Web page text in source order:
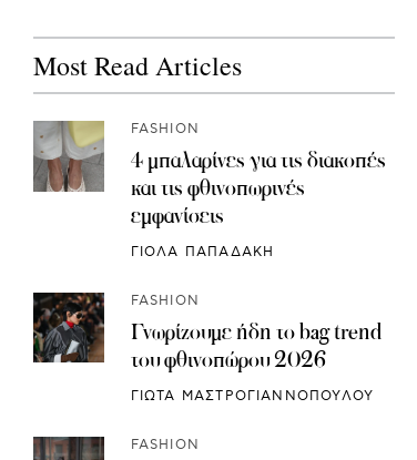
Most Read Articles
FASHION
4 μπαλαρίνες για τις διακοπές
και τις φθινοπωρινές
εμφανίσεις
ΓΙΟΛΑ ΠΑΠΑΔΑΚΗ
FASHION
Γνωρίζουμε ήδη το bag trend
του φθινοπώρου 2026
ΓΙΩΤΑ ΜΑΣΤΡΟΓΙΑΝΝΟΠΟΥΛΟΥ
FASHION